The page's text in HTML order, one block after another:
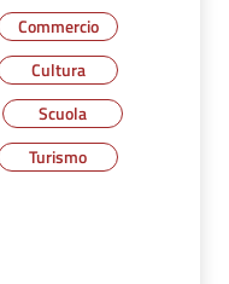
Commercio
Cultura
Scuola
Turismo